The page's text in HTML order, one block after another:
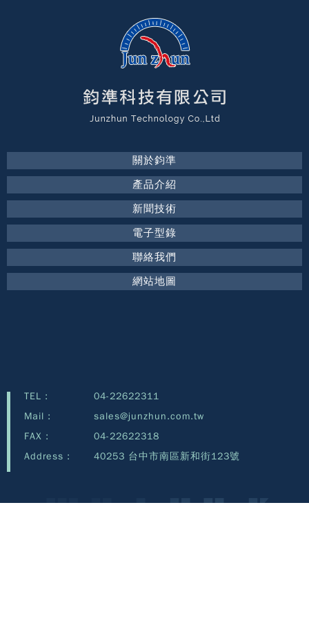
關於鈞準
產品介紹
新聞技術
電子型錄
聯絡我們
網站地圖
TEL :
04-22622311
Mail :
sales@junzhun.com.tw
FAX :
04-22622318
Address :
40253 台中市南區新和街123號